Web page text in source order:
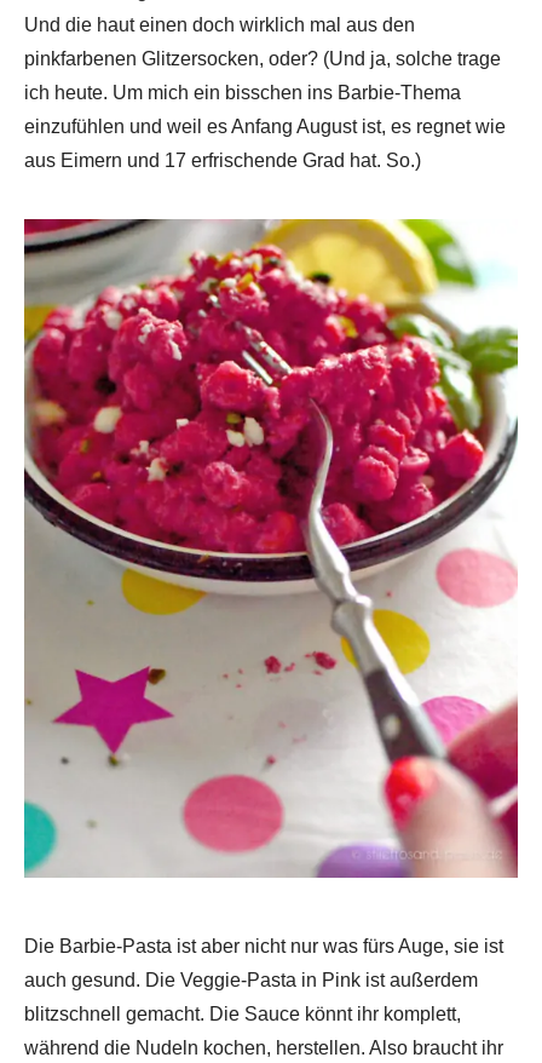
Und die haut einen doch wirklich mal aus den
pinkfarbenen Glitzersocken, oder? (Und ja, solche trage
ich heute. Um mich ein bisschen ins Barbie-Thema
einzufühlen und weil es Anfang August ist, es regnet wie
aus Eimern und 17 erfrischende Grad hat. So.)
Die Barbie-Pasta ist aber nicht nur was fürs Auge, sie ist
auch gesund. Die Veggie-Pasta in Pink ist außerdem
blitzschnell gemacht. Die Sauce könnt ihr komplett,
während die Nudeln kochen, herstellen. Also braucht ihr